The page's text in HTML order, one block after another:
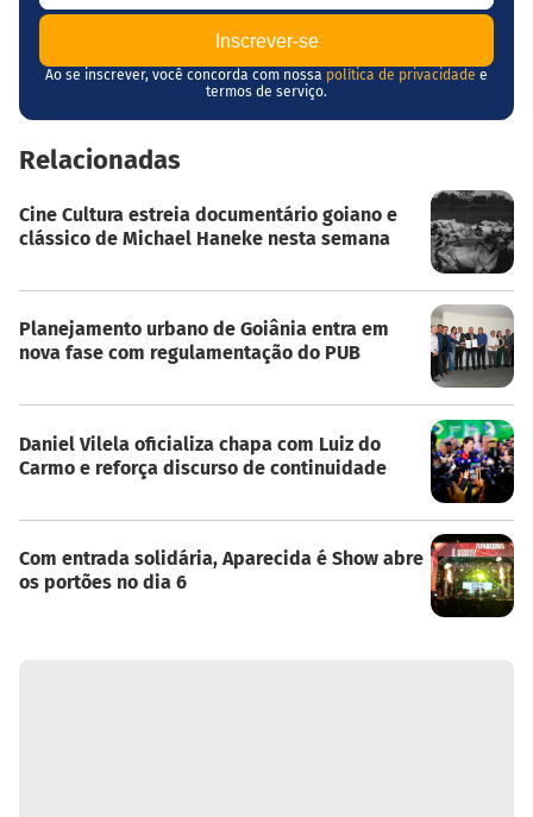
Ao se inscrever, você concorda com nossa política de privacidade e
termos de serviço.
Relacionadas
Cine Cultura estreia documentário goiano e
clássico de Michael Haneke nesta semana
Planejamento urbano de Goiânia entra em
nova fase com regulamentação do PUB
Daniel Vilela oficializa chapa com Luiz do
Carmo e reforça discurso de continuidade
Com entrada solidária, Aparecida é Show abre
os portões no dia 6